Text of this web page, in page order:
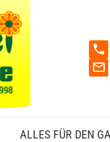
ALLES FÜR DEN